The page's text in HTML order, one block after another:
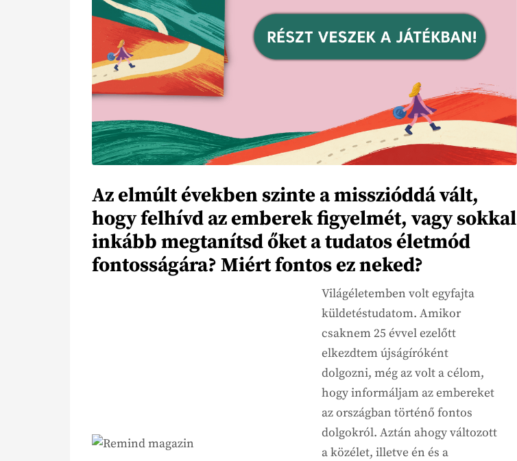
Az elmúlt években szinte a misszióddá vált,
hogy felhívd az emberek figyelmét, vagy sokkal
inkább megtanítsd őket a tudatos életmód
fontosságára? Miért fontos ez neked?
Világéletemben volt egyfajta
küldetéstudatom. Amikor
csaknem 25 évvel ezelőtt
elkezdtem újságíróként
dolgozni, még az volt a célom,
hogy informáljam az embereket
az országban történő fontos
dolgokról. Aztán ahogy változott
a közélet, illetve én és a